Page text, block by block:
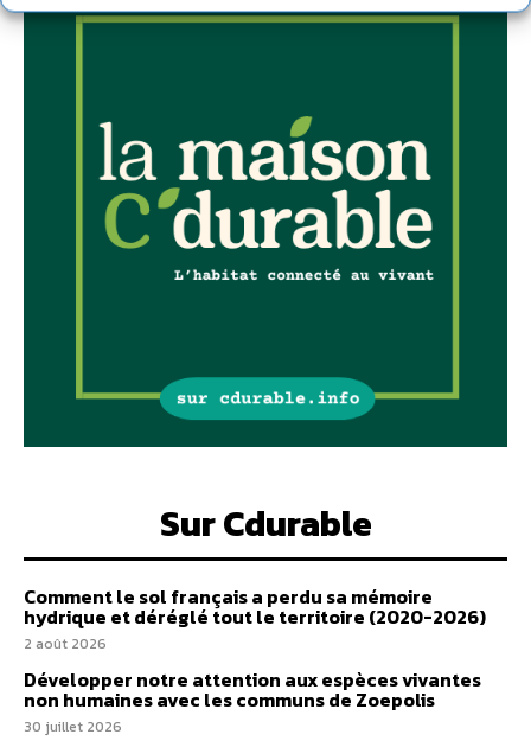
Sur Cdurable
Comment le sol français a perdu sa mémoire
hydrique et déréglé tout le territoire (2020-2026)
2 août 2026
Développer notre attention aux espèces vivantes
non humaines avec les communs de Zoepolis
30 juillet 2026